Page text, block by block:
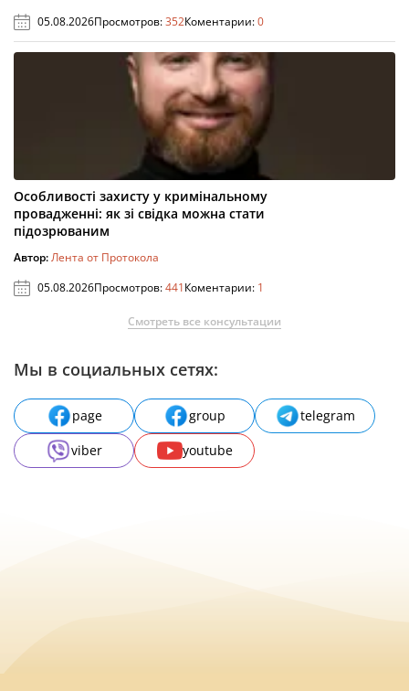
05.08.2026Просмотров:352Коментарии:0
Особливості захисту у кримінальному
провадженні: як зі свідка можна стати
підозрюваним
Автор:Лента от Протокола
05.08.2026Просмотров:441Коментарии: 1
Смотреть все консультации
Мы в социальных сетях:
page group
telegram
viber
youtube